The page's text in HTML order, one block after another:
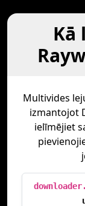
Kā
Multivides
izmantojot
ielīmējiet